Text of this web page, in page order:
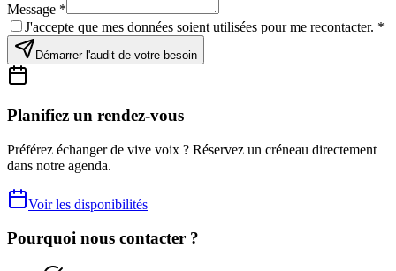
Message *
J'accepte que mes données soient utilisées pour me recontacter. *
Démarrer l'audit de votre besoin
Planifiez un rendez-vous
Préférez échanger de vive voix ? Réservez un créneau directement
dans notre agenda.
Voir les disponibilités
Pourquoi nous contacter ?